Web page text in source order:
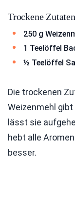
Trockene Zutaten
250 g
1 Teelöffel
½ Teelöffel
Die trockenen
Weizenmehl
lässt sie
hebt alle
besser.